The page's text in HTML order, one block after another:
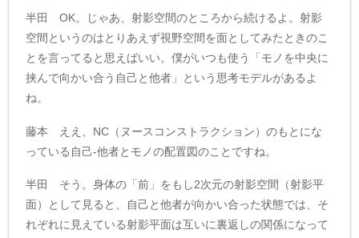
半田 OK。じゃあ、射影空間のところから続けるよ。射影
空間というのはとりあえず視野空間を面としてみたときのこ
とを言ってると思えばいい。僕がいつも使う「モノを中央に
挟んで向かい合う自己と他者」という思考モデルがあるよ
ね。
藤本 ええ、NC（ヌースコンストラクション）のもとにな
っている自己-他者とモノの配置図のことですね。
半田 そう。身体の「前」をもし2次元の射影空間（射影平
面）として見ると、自己と他者が向かい合った状態では、そ
れぞれに見えている射影平面は互いに裏返しの関係になって